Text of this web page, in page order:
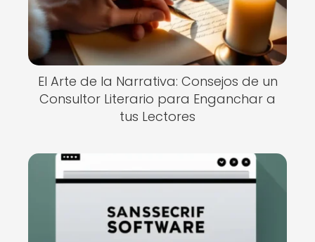
El Arte de la Narrativa: Consejos de un
Consultor Literario para Enganchar a
tus Lectores